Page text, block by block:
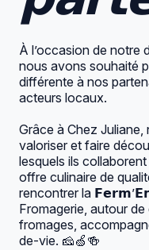
À l’occasion de notre
nous avons souhaité
différente à nos
acteurs locaux.
Grâce à Chez Juliane,
valoriser et faire
lesquels ils
offre culinaire de
rencontrer la
Fromagerie, autour
fromages,
de-vie. 🧀🍏🍻